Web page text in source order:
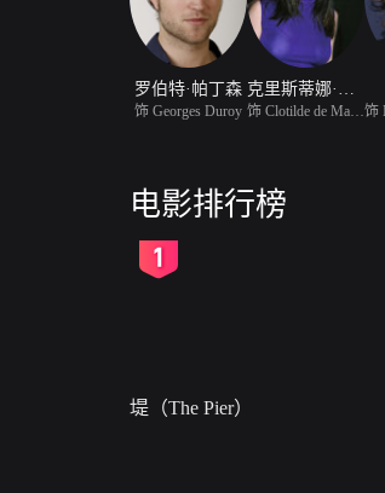
罗伯特·帕丁森
饰 Georges Duroy 饰 Clotilde de Marelle
电影排行榜
堤（The Pier）